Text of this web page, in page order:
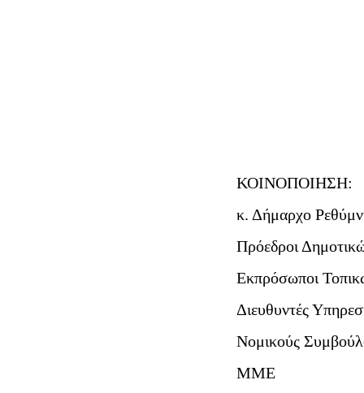
ΚΟΙΝΟΠΟΙΗΣΗ:
κ. Δήμαρχο
Πρόεδροι
Εκπρόσωποι
Διευθυντές
Νομικούς
ΜΜΕ